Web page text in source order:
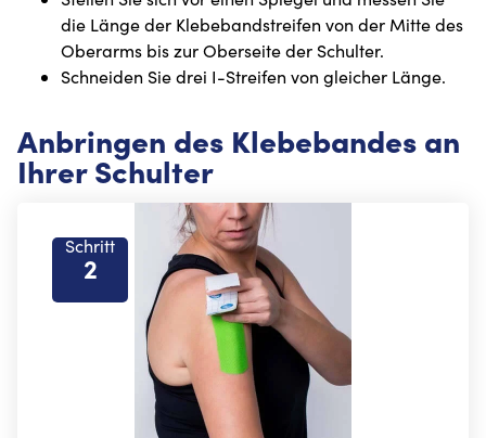
die Länge der Klebebandstreifen von der Mitte des
Oberarms bis zur Oberseite der Schulter.
Schneiden Sie drei I-Streifen von gleicher Länge.
Anbringen des Klebebandes an
Ihrer Schulter
Schritt
2